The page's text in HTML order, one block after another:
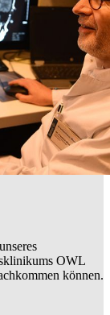
OWL
können.